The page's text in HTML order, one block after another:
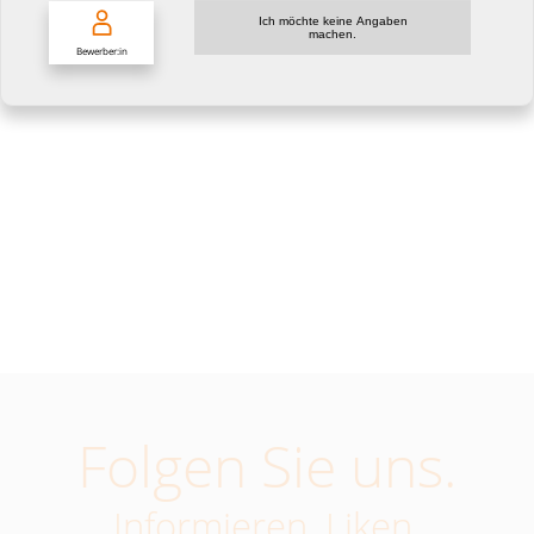
Bewerber:in
Ich möchte keine Angaben
machen.
Folgen Sie uns.